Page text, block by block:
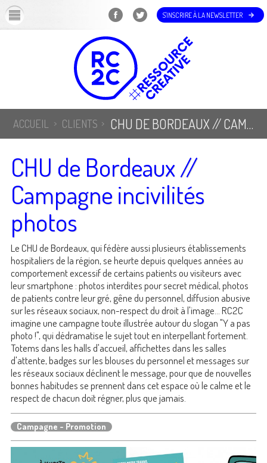
S'INSCRIRE À LA NEWSLETTER
ACCUEIL CLIENTS CHU DE BORDEAUX // CAMPAGNE INCIVILITÉS PHOTOS
CHU de Bordeaux //
Campagne incivilités
photos
Le CHU de Bordeaux, qui fédère aussi plusieurs établissements
hospitaliers de la région, se heurte depuis quelques années au
comportement excessif de certains patients ou visiteurs avec
leur smartphone : photos interdites pour secret médical, photos
de patients contre leur gré, gêne du personnel, diffusion abusive
sur les réseaux sociaux, non-respect du droit à l'image... RC2C
imagine une campagne toute illustrée autour du slogan "Y a pas
photo !", qui dédramatise le sujet tout en interpellant fortement.
Totems dans les halls d'accueil, affichettes dans les salles
d'attente, badges sur les blouses du personnel et messages sur
les réseaux sociaux déclinent le message, pour que de nouvelles
bonnes habitudes se prennent dans cet espace où le calme et le
respect de chacun doit régner, plus que jamais.
Campagne - Promotion